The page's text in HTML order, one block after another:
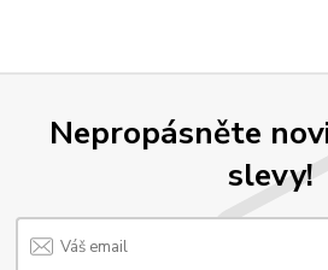
Nepropásněte
slevy!